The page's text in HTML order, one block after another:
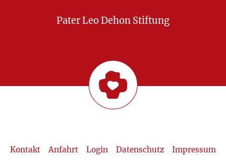
Pater Leo Dehon Stiftung
Kontakt Anfahrt Login Datenschutz Impressum